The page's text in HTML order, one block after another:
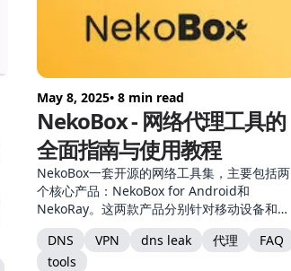
May 8, 2025• 8 min read
NekoBox - 网络代理工具的
全面指南与使用教程
NekoBox一套开源的网络工具集，主要包括两
个核心产品：NekoBox for Android和
NekoRay。这两款产品分别针对移动设备和桌
面环境，为用户提供了多协议支持的网络代理
解决方案。
DNS VPN dns leak 代理
FAQ
tools